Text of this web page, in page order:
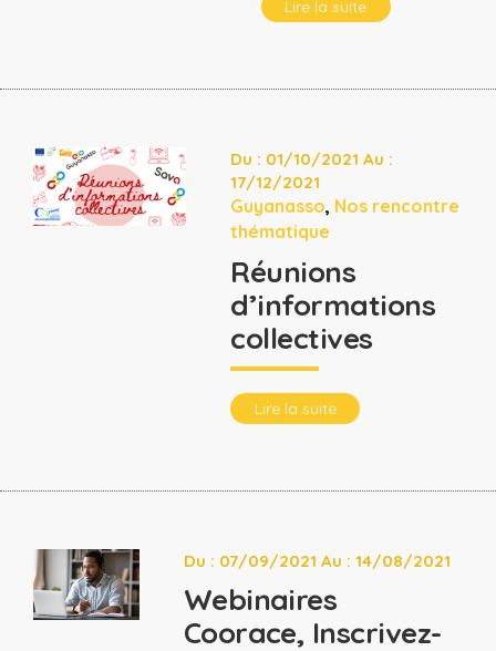
Lire la suite
Du : 01/10/2021 Au :
17/12/2021
Guyanasso, Nos rencontre
thématique
Réunions
d’informations
collectives
Lire la suite
Du : 07/09/2021 Au : 14/08/2021
Webinaires
Coorace, Inscrivez-